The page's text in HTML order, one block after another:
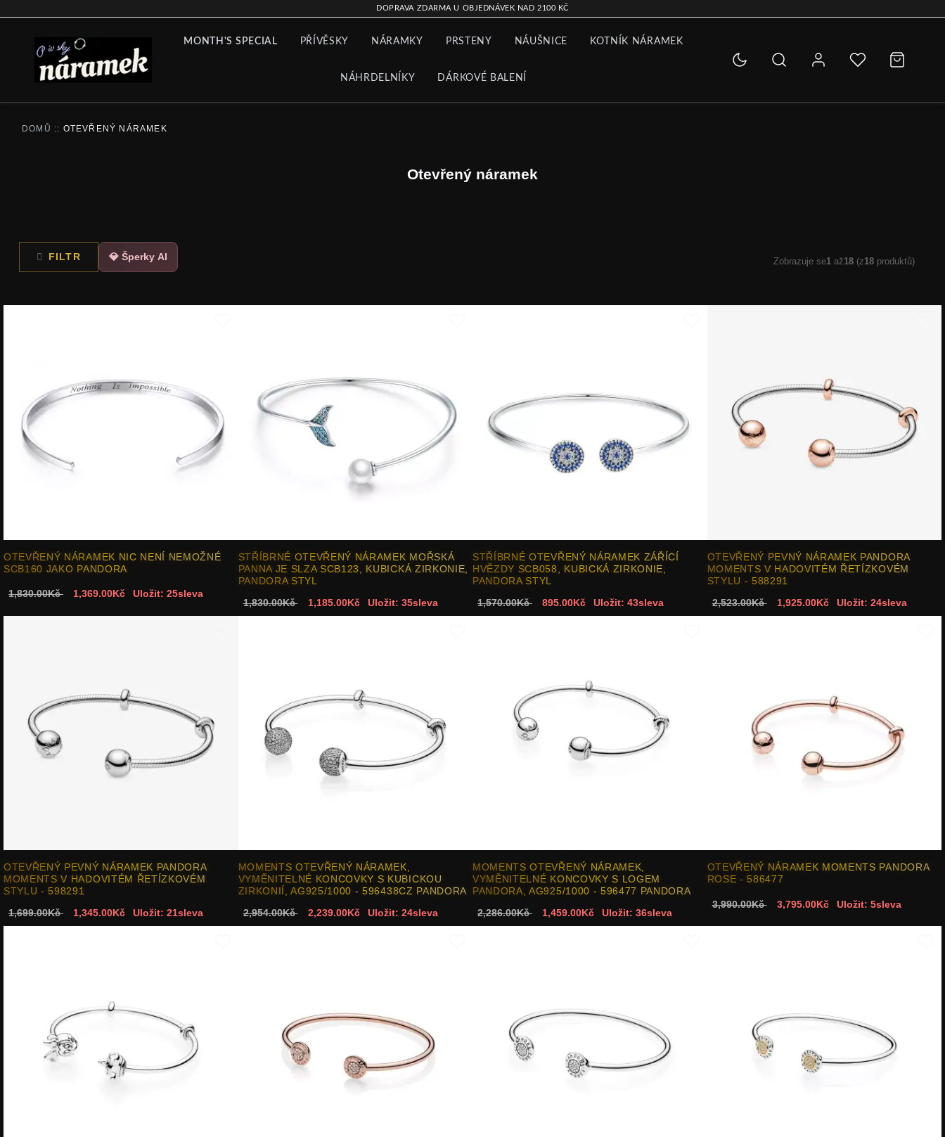
DOPRAVA ZDARMA U OBJEDNÁVEK NAD 2100 KČ
MONTH'S SPECIAL PŘÍVĚSKY NÁRAMKY PRSTENY NÁUŠNICE KOTNÍK NÁRAMEK
NÁHRDELNÍKY DÁRKOVÉ BALENÍ
DOMŮ :: OTEVŘENÝ NÁRAMEK
Otevřený náramek
FILTR 💎 Šperky AI Zobrazuje se1 až18 (z18 produktů)
OTEVŘENÝ NÁRAMEK NIC NENÍ NEMOŽNÉ
SCB160 JAKO PANDORA
1,830.00Kč 1,369.00Kč Uložit: 25sleva
STŘÍBRNÉ OTEVŘENÝ NÁRAMEK MOŘSKÁ
PANNA JE SLZA SCB123, KUBICKÁ ZIRKONIE,
PANDORA STYL
1,830.00Kč 1,185.00Kč Uložit: 35sleva
STŘÍBRNÉ OTEVŘENÝ NÁRAMEK ZÁŘÍCÍ
HVĚZDY SCB058, KUBICKÁ ZIRKONIE,
PANDORA STYL
1,570.00Kč 895.00Kč Uložit: 43sleva
OTEVŘENÝ PEVNÝ NÁRAMEK PANDORA
MOMENTS V HADOVITÉM ŘETÍZKOVÉM
STYLU - 588291
2,523.00Kč 1,925.00Kč Uložit: 24sleva
OTEVŘENÝ PEVNÝ NÁRAMEK PANDORA
MOMENTS V HADOVITÉM ŘETÍZKOVÉM
STYLU - 598291
1,699.00Kč 1,345.00Kč Uložit: 21sleva
MOMENTS OTEVŘENÝ NÁRAMEK,
VYMĚNITELNÉ KONCOVKY S KUBICKOU
ZIRKONIÍ, AG925/1000 - 596438CZ PANDORA
2,954.00Kč 2,239.00Kč Uložit: 24sleva
MOMENTS OTEVŘENÝ NÁRAMEK,
VYMĚNITELNÉ KONCOVKY S LOGEM
PANDORA, AG925/1000 - 596477 PANDORA
2,286.00Kč 1,459.00Kč Uložit: 36sleva
OTEVŘENÝ NÁRAMEK MOMENTS PANDORA
ROSE - 586477
3,990.00Kč 3,795.00Kč Uložit: 5sleva